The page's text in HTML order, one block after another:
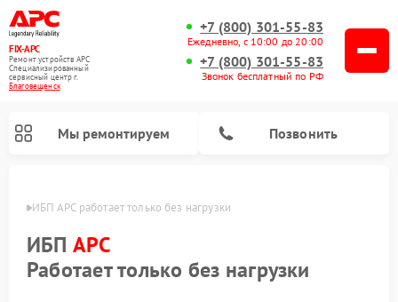
FIX-APC
Ремонт устройств APC
Специализированный
cервисный центр г.
Благовещенск
+7 (800) 301-55-83
Ежедневно, с 10:00 до 20:00
+7 (800) 301-55-83
Звонок бесплатный по РФ
Мы ремонтируем Позвонить
ИБП APC работает только без нагрузки
ИБП APC
Работает только без нагрузки